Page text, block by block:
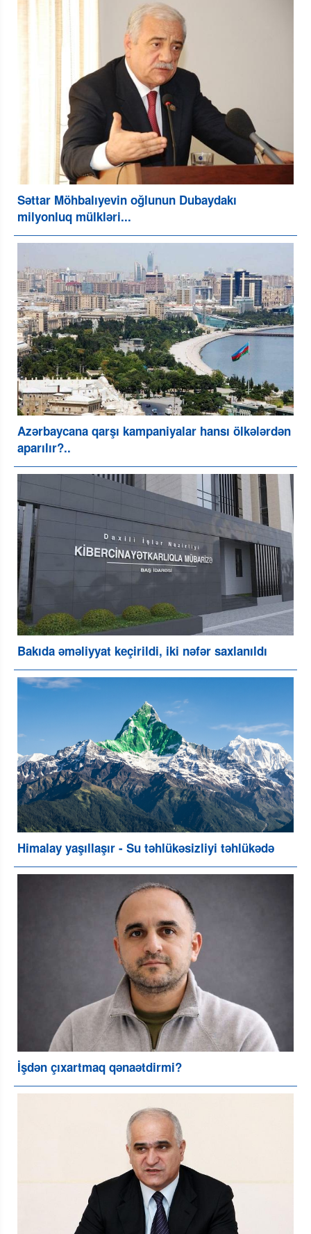
Səttar Möhbalıyevin oğlunun Dubaydakı
milyonluq mülkləri...
Azərbaycana qarşı kampaniyalar hansı ölkələrdən
aparılır?..
Bakıda əməliyyat keçirildi, iki nəfər saxlanıldı
Himalay yaşıllaşır - Su təhlükəsizliyi təhlükədə
İşdən çıxartmaq qənaətdirmi?